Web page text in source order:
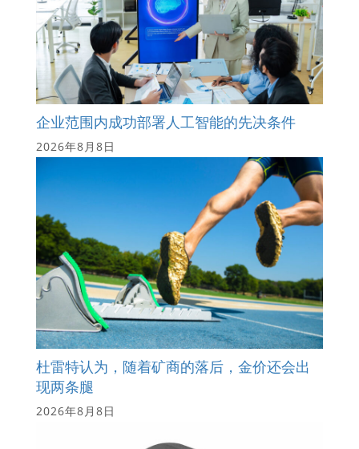
企业范围内成功部署人工智能的先决条件
2026年8月8日
杜雷特认为，随着矿商的落后，金价还会出
现两条腿
2026年8月8日